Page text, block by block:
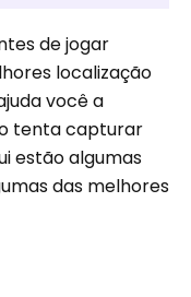
de jogar
localização
você a
tenta capturar
estão algumas
das melhores